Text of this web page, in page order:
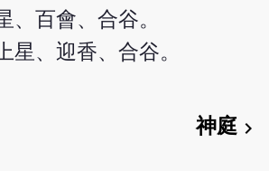
、百會、合谷。
星、迎香、合谷。
神庭chevron_right